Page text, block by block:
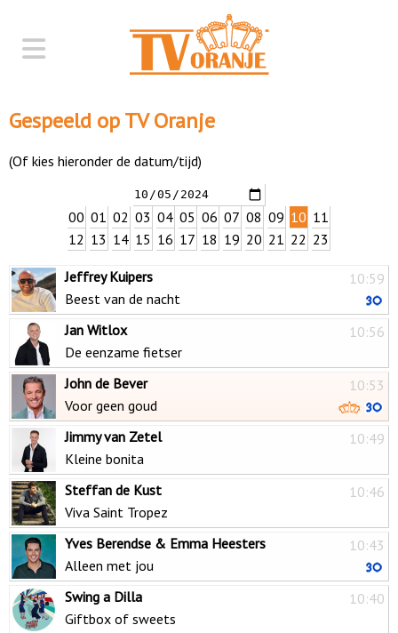
Gespeeld op TV Oranje
(Of kies hieronder de datum/tijd)
00 01 02 03 04 05 06 07 08 09 10 11
12 13 14 15 16 17 18 19 20 21 22 23
10:59
Jeffrey Kuipers
Beest van de nacht
10:56
Jan Witlox
De eenzame fietser
10:53
John de Bever
Voor geen goud
10:49
Jimmy van Zetel
Kleine bonita
10:46
Steffan de Kust
Viva Saint Tropez
10:43
Yves Berendse & Emma Heesters
Alleen met jou
10:40
Swing a Dilla
Giftbox of sweets